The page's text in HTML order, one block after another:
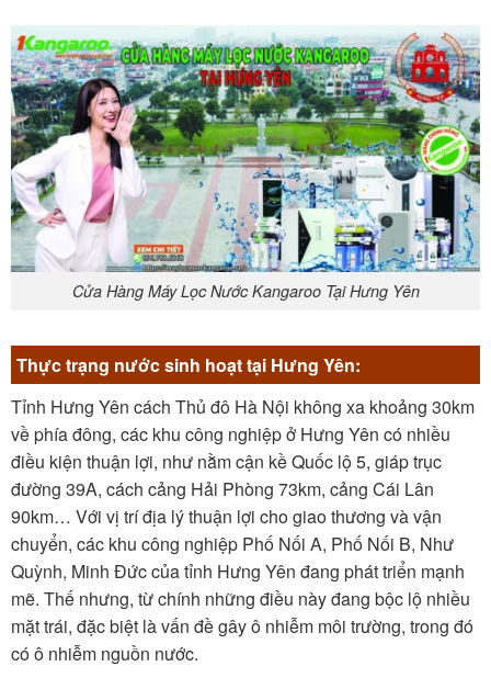
Cửa Hàng Máy Lọc Nước Kangaroo Tại Hưng Yên
Thực trạng nước sinh hoạt tại Hưng Yên:
Tỉnh Hưng Yên cách Thủ đô Hà Nội không xa khoảng 30km
về phía đông, các khu công nghiệp ở Hưng Yên có nhiều
điều kiện thuận lợi, như nằm cận kề Quốc lộ 5, giáp trục
đường 39A, cách cảng Hải Phòng 73km, cảng Cái Lân
90km… Với vị trí địa lý thuận lợi cho giao thương và vận
chuyển, các khu công nghiệp Phố Nối A, Phố Nối B, Như
Quỳnh, Minh Đức của tỉnh Hưng Yên đang phát triển mạnh
mẽ. Thế nhưng, từ chính những điều này đang bộc lộ nhiều
mặt trái, đặc biệt là vấn đề gây ô nhiễm môi trường, trong đó
có ô nhiễm nguồn nước.